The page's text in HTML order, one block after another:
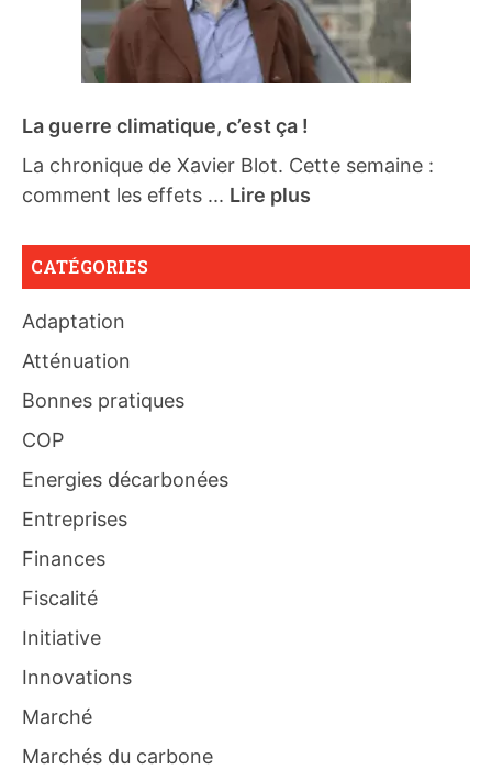
La guerre climatique, c’est ça !
La chronique de Xavier Blot. Cette semaine :
comment les effets ... Lire plus
CATÉGORIES
Adaptation
Atténuation
Bonnes pratiques
COP
Energies décarbonées
Entreprises
Finances
Fiscalité
Initiative
Innovations
Marché
Marchés du carbone